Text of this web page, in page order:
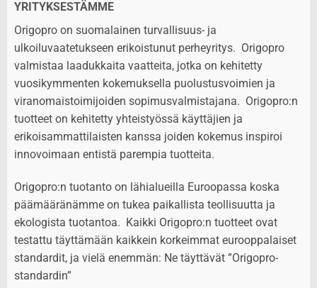
YRITYKSESTÄMME
Origopro on suomalainen turvallisuus- ja
ulkoiluvaatetukseen erikoistunut perheyritys. Origopro
valmistaa laadukkaita vaatteita, jotka on kehitetty
vuosikymmenten kokemuksella puolustusvoimien ja
viranomaistoimijoiden sopimusvalmistajana. Origopro:n
tuotteet on kehitetty yhteistyössä käyttäjien ja
erikoisammattilaisten kanssa joiden kokemus inspiroi
innovoimaan entistä parempia tuotteita.
Origopro:n tuotanto on lähialueilla Euroopassa koska
päämääränämme on tukea paikallista teollisuutta ja
ekologista tuotantoa. Kaikki Origopro:n tuotteet ovat
testattu täyttämään kaikkein korkeimmat eurooppalaiset
standardit, ja vielä enemmän: Ne täyttävät ”Origopro-
standardin”